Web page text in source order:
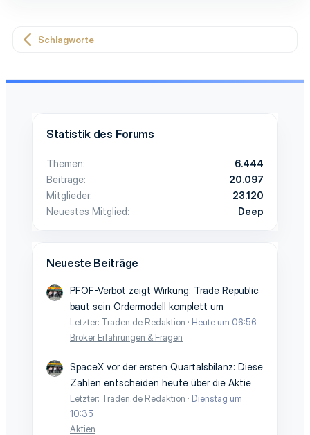
Schlagworte
Statistik des Forums
Themen
6.444
Beiträge
20.097
Mitglieder
23.120
Neuestes Mitglied
Deep
Neueste Beiträge
PFOF-Verbot zeigt Wirkung: Trade Republic
baut sein Ordermodell komplett um
Letzter: Traden.de Redaktion
Heute um 06:56
Broker Erfahrungen & Fragen
SpaceX vor der ersten Quartalsbilanz: Diese
Zahlen entscheiden heute über die Aktie
Letzter: Traden.de Redaktion
Dienstag um
10:35
Aktien